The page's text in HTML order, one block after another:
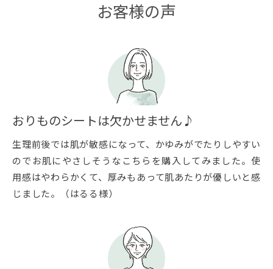
お客様の声
おりものシートは欠かせません♪
生理前後では肌が敏感になって、かゆみがでたりしやすい
のでお肌にやさしそうなこちらを購入してみました。使
用感はやわらかくて、厚みもあって肌あたりが優しいと感
じました。（はるる様）